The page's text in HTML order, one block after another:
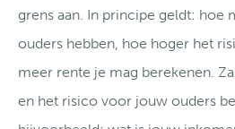
grens aan. In principe geldt: hoe
ouders hebben, hoe hoger het
meer rente je mag berekenen.
en het risico voor jouw ouders